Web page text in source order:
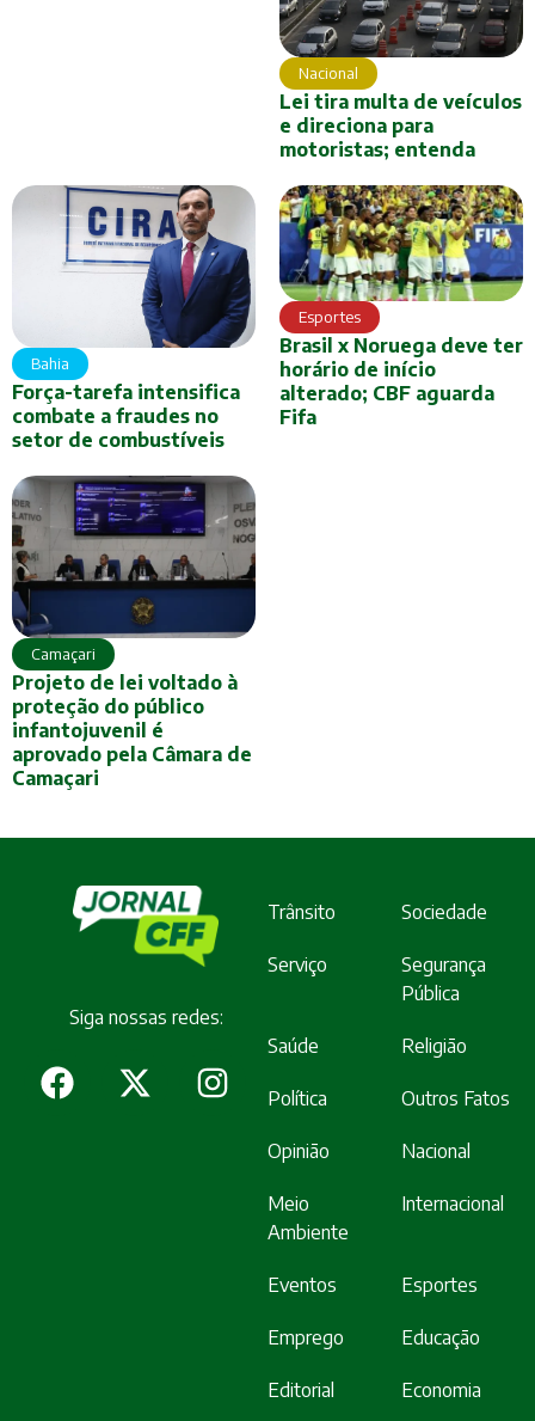
Nacional
Lei tira multa de veículos
e direciona para
motoristas; entenda
Bahia
Força-tarefa intensifica
combate a fraudes no
setor de combustíveis
Esportes
Brasil x Noruega deve ter
horário de início
alterado; CBF aguarda
Fifa
Camaçari
Projeto de lei voltado à
proteção do público
infantojuvenil é
aprovado pela Câmara de
Camaçari
Siga nossas redes:
Trânsito Sociedade
Serviço
Segurança
Pública
Saúde Religião
Política Outros Fatos
Opinião Nacional
Meio
Ambiente
Internacional
Eventos Esportes
Emprego Educação
Editorial Economia